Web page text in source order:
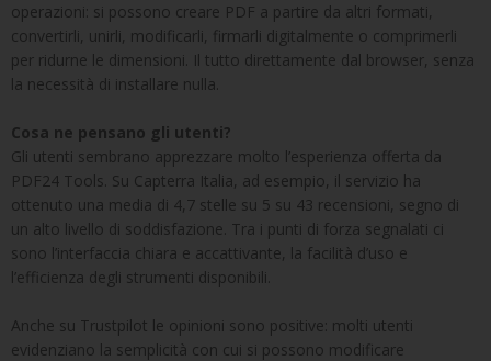
operazioni: si possono creare PDF a partire da altri formati,
convertirli, unirli, modificarli, firmarli digitalmente o comprimerli
per ridurne le dimensioni. Il tutto direttamente dal browser, senza
la necessità di installare nulla.
Cosa ne pensano gli utenti?
Gli utenti sembrano apprezzare molto l’esperienza offerta da
PDF24 Tools. Su Capterra Italia, ad esempio, il servizio ha
ottenuto una media di 4,7 stelle su 5 su 43 recensioni, segno di
un alto livello di soddisfazione. Tra i punti di forza segnalati ci
sono l’interfaccia chiara e accattivante, la facilità d’uso e
l’efficienza degli strumenti disponibili.
Anche su Trustpilot le opinioni sono positive: molti utenti
evidenziano la semplicità con cui si possono modificare